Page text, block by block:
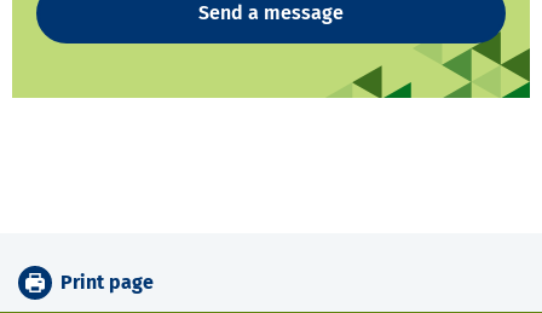
Send a message
Print page